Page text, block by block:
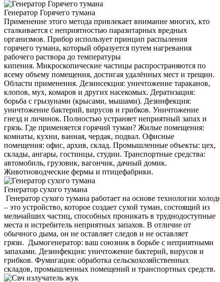
Генератор Горячего тумана
Применение этого метода привлекает внимание многих, кто
сталкивается с неприятностью паразитарных вредных
организмов. Прибор использует принцип распыления
горячего тумана, который образуется путем нагревания
рабочего раствора до температуры
кипения. Микроскопические частицы распространяются по
всему объему помещения, достигая удалённых мест и трещин.
Области применения. Дезинсекция: уничтожение тараканов,
клопов, мух, комаров и других насекомых. Дератизация:
борьба с грызунами (крысами, мышами). Дезинфекция:
уничтожение бактерий, вирусов и грибков. Уничтожение
гнезд и личинок. Полностью устраняет неприятный запах и
грязь. Где применяется горячий туман? Жилые помещения:
комнаты, кухни, ванная, чердак, подвал. Офисные
помещения: офис, архив, склад. Промышленные объекты: цех,
склады, ангары, гостинцы, студии. Транспортные средства:
автомобиль, грузовик, вагончик, дачный домик.
Животноводческие фермы и птицефабрики.
Генератор сухого тумана
Генератор сухого тумана работает на основе технологии
– это устройство, которое создает сухой туман, состоящий из
мельчайших частиц, способных проникать в труднодоступные
места и истребитель неприятных запахов. В отличие от
обычного дыма, он не оставляет следов и не оставляет
грязи. Дымогенератор: ваш союзник в борьбе с неприятными
запахами. Дезинфекция: уничтожение бактерий, вирусов и
грибков. Фумигация: обработка сельскохозяйственных
складов, промышленных помещений и транспортных средств.